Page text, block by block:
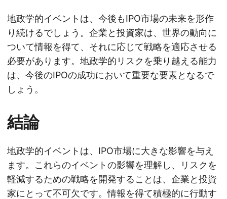
地政学的イベントは、今後もIPO市場の未来を形作
り続けるでしょう。企業と投資家は、世界の動向に
ついて情報を得て、それに応じて戦略を適応させる
必要があります。地政学的リスクを乗り越える能力
は、今後のIPOの成功において重要な要素となるで
しょう。
結論
地政学的イベントは、IPO市場に大きな影響を与え
ます。これらのイベントの影響を理解し、リスクを
軽減するための戦略を開発することは、企業と投資
家にとって不可欠です。情報を得て積極的に行動す